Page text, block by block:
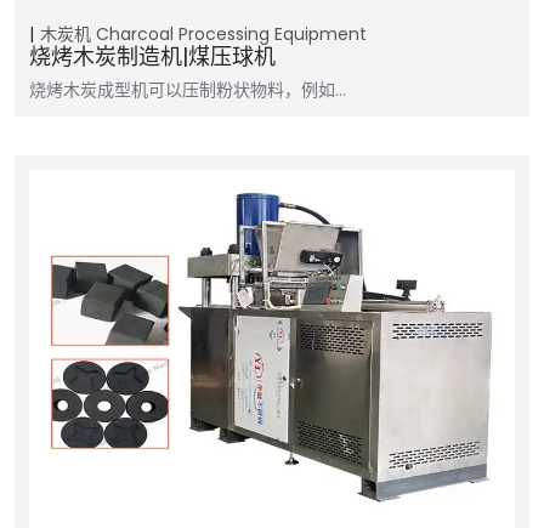
木炭机 Charcoal Processing Equipment
烧烤木炭制造机|煤压球机
烧烤木炭成型机可以压制粉状物料，例如…